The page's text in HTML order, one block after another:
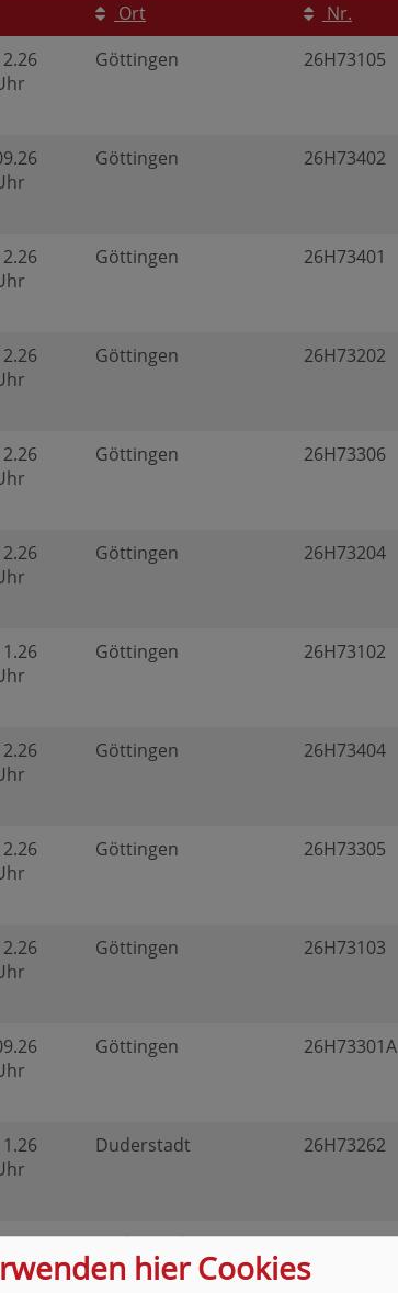
Ort Nr.
Göttingen 26H73105
Göttingen 26H73402
Göttingen 26H73401
Göttingen 26H73202
Göttingen 26H73306
Göttingen 26H73204
Göttingen 26H73102
Göttingen 26H73404
Göttingen 26H73305
Göttingen 26H73103
Göttingen 26H73301A
Duderstadt 26H73262
Duderstadt 26H73260
hier Cookies